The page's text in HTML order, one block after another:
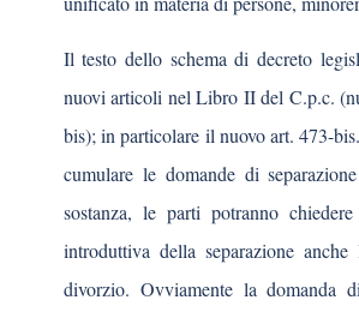
Il testo dello schema di decreto
nuovi articoli nel Libro II del C.p.c.
bis); in particolare il nuovo art. 473-
cumulare le domande di
sostanza, le parti potranno
introduttiva della separazione
divorzio. Ovviamente la domanda